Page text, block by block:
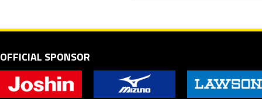
OFFICIAL SPONSOR